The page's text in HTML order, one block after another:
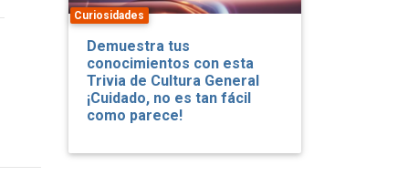
Curiosidades
Demuestra tus
conocimientos con esta
Trivia de Cultura General
¡Cuidado, no es tan fácil
como parece!